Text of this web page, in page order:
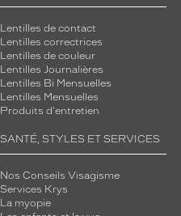
Lentilles de contact
Lentilles correctrices
Lentilles de couleur
Lentilles Journalières
Lentilles Bi Mensuelles
Lentilles Mensuelles
Produits d'entretien
SANTÉ, STYLES ET SERVICES
Nos Conseils Visagisme
Services Krys
La myopie